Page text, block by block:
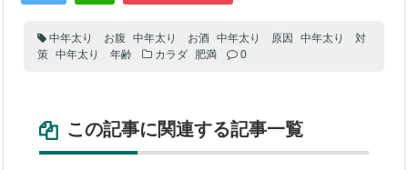
中年太り お腹 中年太り お酒 中年太り 原因
中年太り 対
策
中年太り 年齢 カラダ 肥満 0
この記事に関連する記事一覧